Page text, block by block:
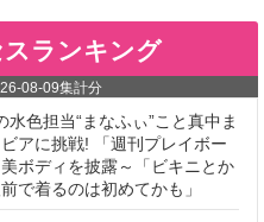
ランキング
08-09集計分
水色担当“まなふぃ”こと真中ま
アに挑戦! 「週刊プレイボー
ボディを披露～「ビキニとか
で着るのは初めてかも」